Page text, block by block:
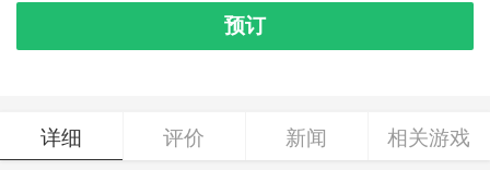
预订
详细 评价 新闻 相关游戏